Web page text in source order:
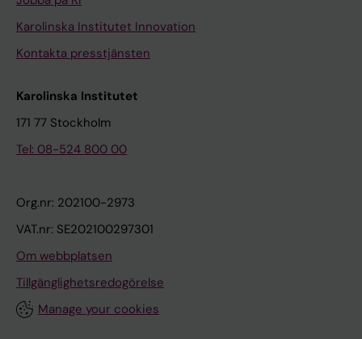
Karolinska Institutet Innovation
Kontakta presstjänsten
Karolinska Institutet
171 77 Stockholm
Tel: 08-524 800 00
Org.nr: 202100-2973
VAT.nr: SE202100297301
Om webbplatsen
Tillgänglighetsredogörelse
Manage your cookies